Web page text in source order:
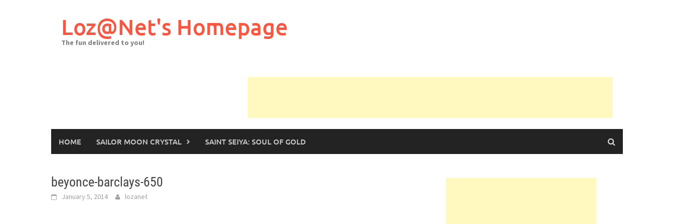
Loz@Net's Homepage
The fun delivered to you!
HOME SAILOR MOON CRYSTAL SAINT SEIYA: SOUL OF GOLD
beyonce-barclays-650
January 5, 2014 lozanet